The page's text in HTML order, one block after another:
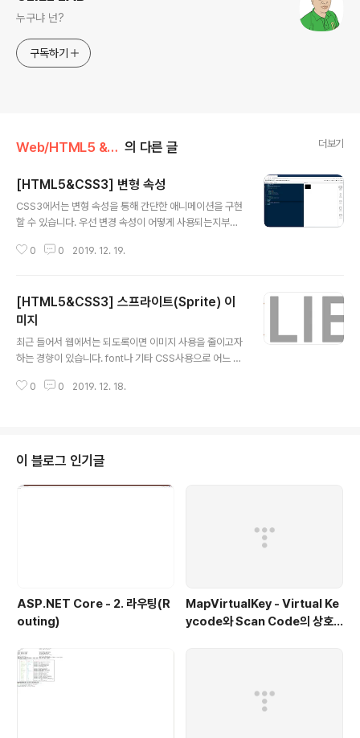
누구냐 넌?
구독하기
Web/HTML5 & CSS3 의 다른 글 더보기
[HTML5&CSS3] 변형 속성
CSS3에서는 변형 속성을 통해 간단한 애니메이션을 구현
할 수 있습니다. 우선 변경 속성이 어떻게 사용되는지부터
World! 위 예제는 div에 간단한 스타일을 적용한 예제입
릴 때마다 색상이 검은색으로 바뀔 것입니다. 이제 애니메
이션 구현을 위해 transition-duration 속성을 추가하고
값을 3s로 주겠습니다. 이렇게 하면 div에 마우스를 올릴
때 색상이 바뀌는 건 똑같지만 3초 정도의 지연시간이 적
같은 변경 속성은 다음과 같은 속성에 적용되며 위치관..
0 0 2019. 12. 19.
[HTML5&CSS3] 스프라이트(Sprite) 이
미지
최근 들어서 웹에서는 되도록이면 이미지 사용을 줄이고자
하는 경향이 있습니다. font나 기타 CSS사용으로 어느 정
웹에서는 많은 수의 이미지가 사용됩니다. 이미지는 클라
게 되고 결국 페이지 로딩 시간이 오래 걸린다는 문제가 있
습니다. 이 문제를 해결하고 이미지관리를 쉽게 하고자 스
프라이트 이미지가 사용됩니다. 보통 스프라이트 이미지는
0 0 2019. 12. 18.
이 블로그 인기글
ASP.NET Core - 2. 라우팅(R
outing)
MapVirtualKey - Virtual Ke
ycode와 Scan Code의 상호